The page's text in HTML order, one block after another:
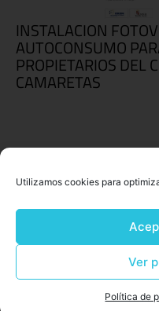
Utilizamos cookies para
Ver
Política de
INSTALACION
AUTOCONSUMO
PROPIETARIOS DEL
CAMARETAS